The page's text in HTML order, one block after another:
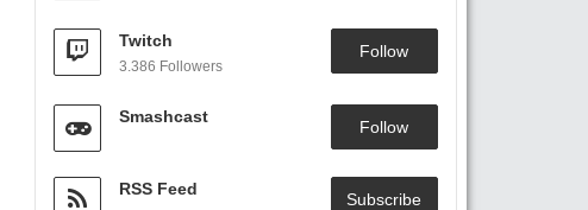
Twitch
3.386 Followers
Follow
Smashcast
Follow
RSS Feed
Subscribe